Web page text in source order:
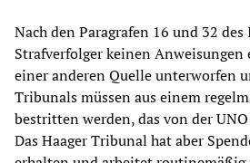
Nach den Paragrafen 16 und 32
Strafverfolger keinen Anweisungen
einer anderen Quelle unterworfen
Tribunals müssen aus einem
bestritten werden, das von der
Das Haager Tribunal hat aber